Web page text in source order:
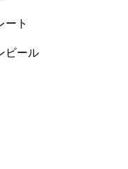
ート
ビール